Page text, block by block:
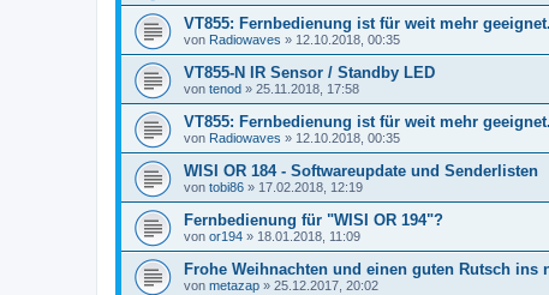
VT855: Fernbedienung ist für weit mehr
von Radiowaves » 12.10.2018, 00:35
VT855-N IR Sensor / Standby LED
von tenod » 25.11.2018, 17:58
VT855: Fernbedienung ist für weit mehr
von Radiowaves » 12.10.2018, 00:35
WISI OR 184 - Softwareupdate und Senderlisten
von tobi86 » 17.02.2018, 12:19
Fernbedienung für "WISI OR 194"?
von or194 » 18.01.2018, 11:09
Frohe Weihnachten und einen guten Rutsch ins
von metazap » 25.12.2017, 20:02